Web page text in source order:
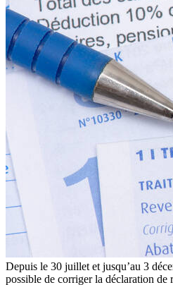
Depuis le 30 juillet et jusqu’au 3
possible de corriger la déclaration de